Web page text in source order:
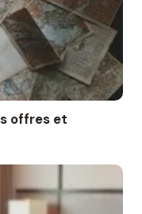
offres et